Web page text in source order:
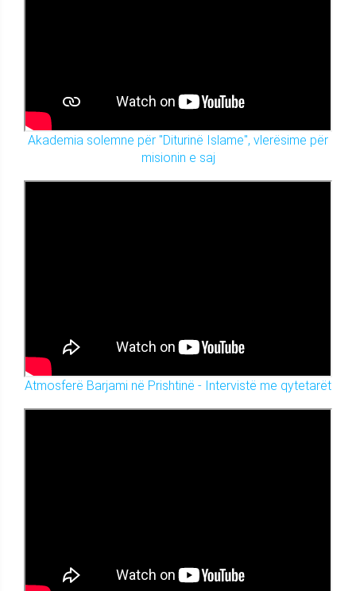
Akademia solemne për "Diturinë Islame", vlerësime për
misionin e saj
Atmosferë Barjami në Prishtinë - Intervistë me qytetarët